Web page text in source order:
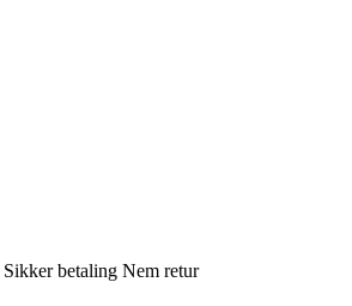
Sikker betaling Nem retur